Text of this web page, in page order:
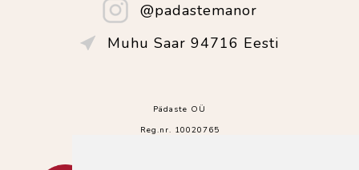
@padastemanor
Muhu Saar 94716 Eesti
Pädaste OÜ
Reg.nr. 10020765